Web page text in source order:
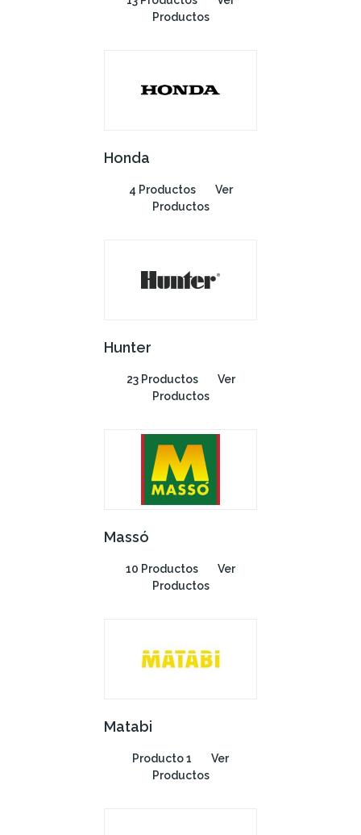
Productos
Honda
4 Productos
Ver
Productos
Hunter
23 Productos
Ver
Productos
Massó
10 Productos
Ver
Productos
Matabi
Producto 1
Ver
Productos